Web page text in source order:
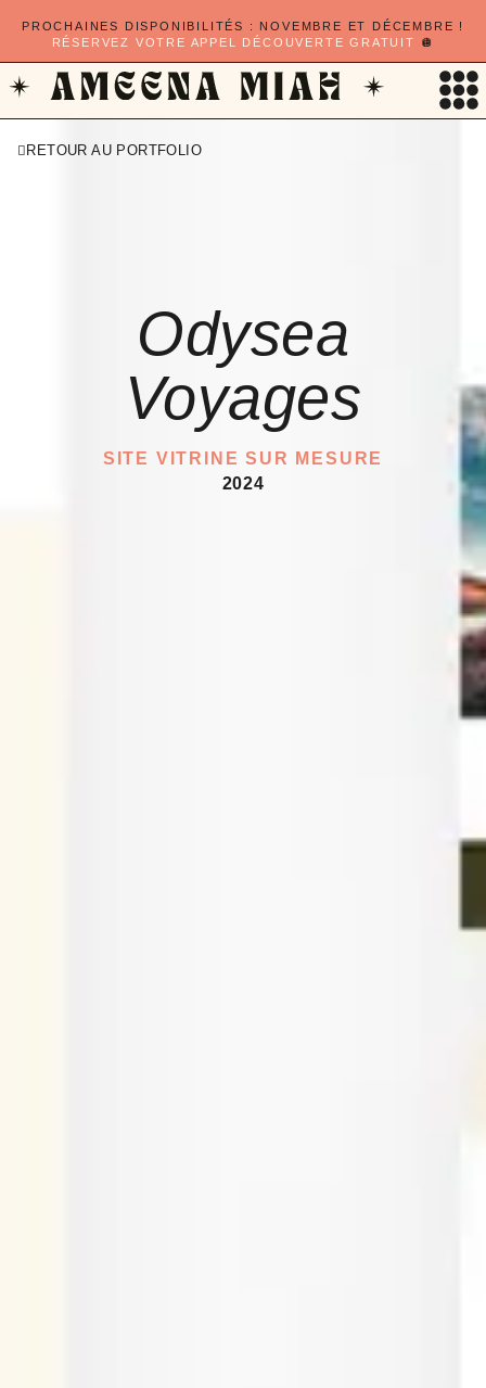
PROCHAINES DISPONIBILITÉS : NOVEMBRE ET DÉCEMBRE !
RÉSERVEZ VOTRE APPEL DÉCOUVERTE GRATUIT
🪩
RETOUR AU PORTFOLIO
Odysea
Voyages
SITE VITRINE SUR MESURE
2024